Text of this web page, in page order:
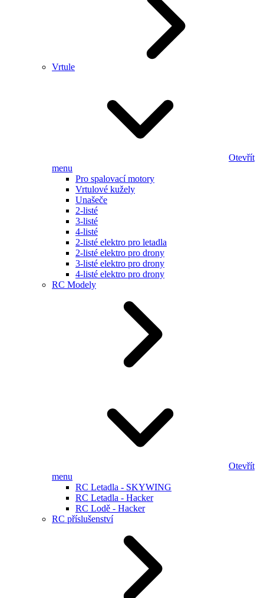
Vrtule
Otevřít
menu
Pro spalovací motory
Vrtulové kužely
Unašeče
2-listé
3-listé
4-listé
2-listé elektro pro letadla
2-listé elektro pro drony
3-listé elektro pro drony
4-listé elektro pro drony
RC Modely
Otevřít
menu
RC Letadla - SKYWING
RC Letadla - Hacker
RC Lodě - Hacker
RC příslušenství